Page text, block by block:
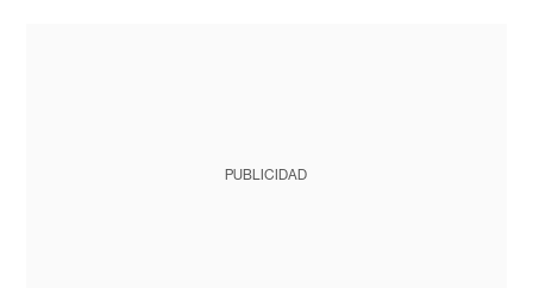
PUBLICIDAD